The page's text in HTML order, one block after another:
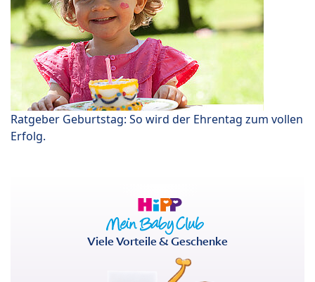
Ratgeber Geburtstag: So wird der Ehrentag zum vollen
Erfolg.
Viele Vorteile & Geschenke